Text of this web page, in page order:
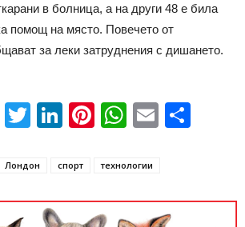
в болница, а на други 48 е била
помощ на място. Повечето от
за леки затруднения с дишането.
Messenger
Twitter
LinkedIn
Pinterest
WhatsApp
Email
Лондон спорт технологии